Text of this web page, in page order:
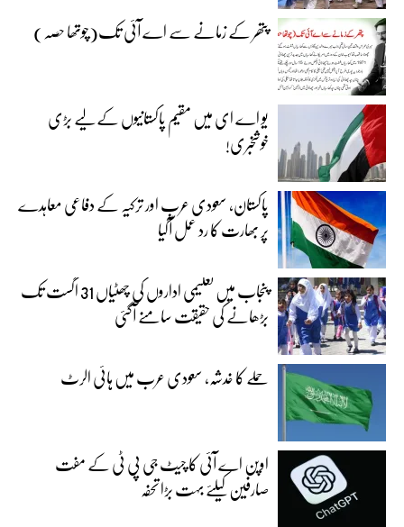
پتھر کے زمانے سے اے آئی تک(چوتھا حصہ)
یو اے ای میں مقیم پاکستانیوں کے لیے بڑی
خوشخبری!
پاکستان، سعودی عرب اور ترکیہ کے دفاعی معاہدے
پر بھارت کا رد عمل آگیا
پنجاب میں تعلیمی اداروں کی چھٹیاں 31 اگست تک
بڑھانے کی حقیقت سامنے آگئی
حملے کا خدشہ، سعودی عرب میں ہائی الرٹ
اوپن اے آئی کا چیٹ جی پی ٹی کے مفت
صارفین کیلئے بہت بڑا تحفہ